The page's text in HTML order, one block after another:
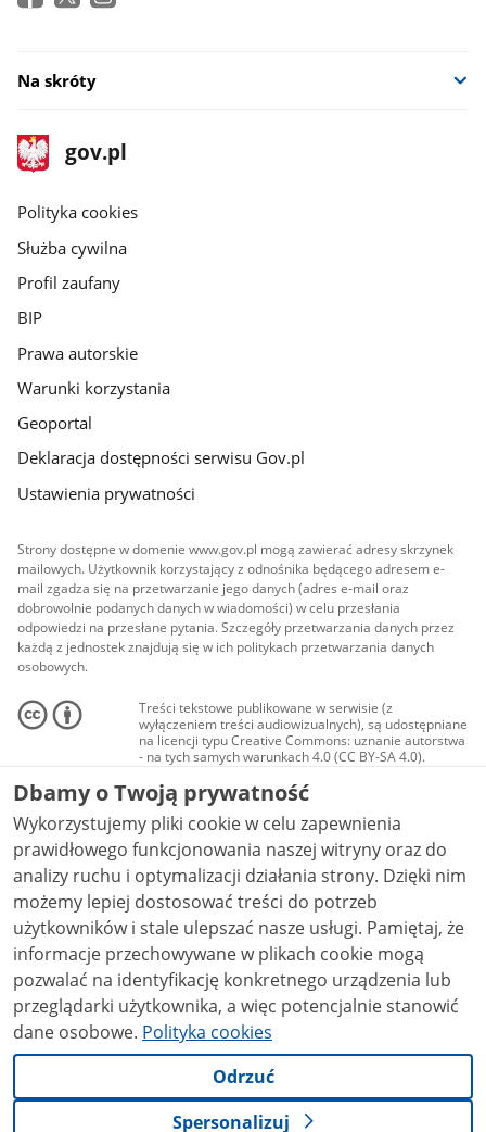
Na skróty
stopka
gov.pl
Strona
gov.pl
gov.pl
Polityka cookies
Służba cywilna
Profil zaufany
BIP
Prawa autorskie
Warunki korzystania
Geoportal
Deklaracja dostępności serwisu Gov.pl
Ustawienia prywatności
Strony dostępne w domenie www.gov.pl mogą zawierać adresy skrzynek
mailowych. Użytkownik korzystający z odnośnika będącego adresem e-
mail zgadza się na przetwarzanie jego danych (adres e-mail oraz
dobrowolnie podanych danych w wiadomości) w celu przesłania
odpowiedzi na przesłane pytania. Szczegóły przetwarzania danych przez
każdą z jednostek znajdują się w ich politykach przetwarzania danych
osobowych.
Treści tekstowe publikowane w serwisie (z
wyłączeniem treści audiowizualnych), są udostępniane
na licencji typu Creative Commons: uznanie autorstwa
- na tych samych warunkach 4.0 (CC BY-SA 4.0).
Materiały audiowizualne, w tym zdjęcia, materiały
audio i wideo, są udostępniane na licencji typu
Creative Commons: uznanie autorstwa użycie
niekomercyjne - bez utworów zależnych 4.0 (CC BY-
NC-ND 4.0), o ile nie jest to stwierdzone inaczej.
Dbamy o Twoją prywatność
Wykorzystujemy pliki cookie w celu zapewnienia
prawidłowego funkcjonowania naszej witryny oraz do
analizy ruchu i optymalizacji działania strony. Dzięki nim
możemy lepiej dostosować treści do potrzeb
użytkowników i stale ulepszać nasze usługi. Pamiętaj, że
informacje przechowywane w plikach cookie mogą
pozwalać na identyfikację konkretnego urządzenia lub
przeglądarki użytkownika, a więc potencjalnie stanowić
dane osobowe. Polityka cookies
Odrzuć
Spersonalizuj